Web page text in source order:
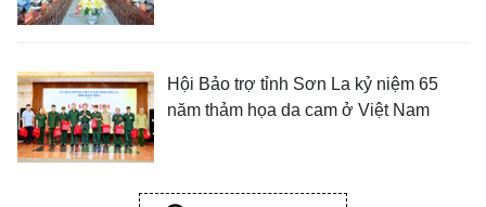
Hội Bảo trợ tỉnh Sơn La kỷ niệm 65
năm thảm họa da cam ở Việt Nam